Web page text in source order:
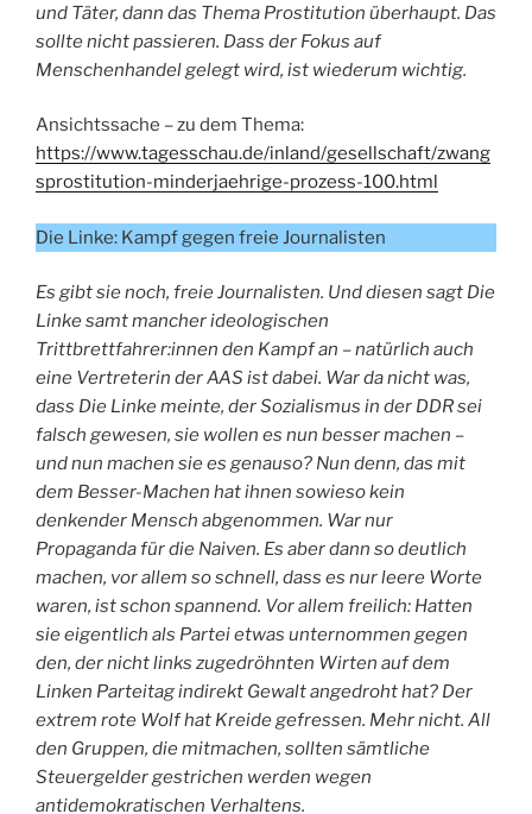
und Täter, dann das Thema Prostitution überhaupt. Das
sollte nicht passieren. Dass der Fokus auf
Menschenhandel gelegt wird, ist wiederum wichtig.
Ansichtssache – zu dem Thema:
https://www.tagesschau.de/inland/gesellschaft/zwang
sprostitution-minderjaehrige-prozess-100.html
Die Linke: Kampf gegen freie Journalisten
Es gibt sie noch, freie Journalisten. Und diesen sagt Die
Linke samt mancher ideologischen
Trittbrettfahrer:innen den Kampf an – natürlich auch
eine Vertreterin der AAS ist dabei. War da nicht was,
dass Die Linke meinte, der Sozialismus in der DDR sei
falsch gewesen, sie wollen es nun besser machen –
und nun machen sie es genauso? Nun denn, das mit
dem Besser-Machen hat ihnen sowieso kein
denkender Mensch abgenommen. War nur
Propaganda für die Naiven. Es aber dann so deutlich
machen, vor allem so schnell, dass es nur leere Worte
waren, ist schon spannend. Vor allem freilich: Hatten
sie eigentlich als Partei etwas unternommen gegen
den, der nicht links zugedröhnten Wirten auf dem
Linken Parteitag indirekt Gewalt angedroht hat? Der
extrem rote Wolf hat Kreide gefressen. Mehr nicht. All
den Gruppen, die mitmachen, sollten sämtliche
Steuergelder gestrichen werden wegen
antidemokratischen Verhaltens.